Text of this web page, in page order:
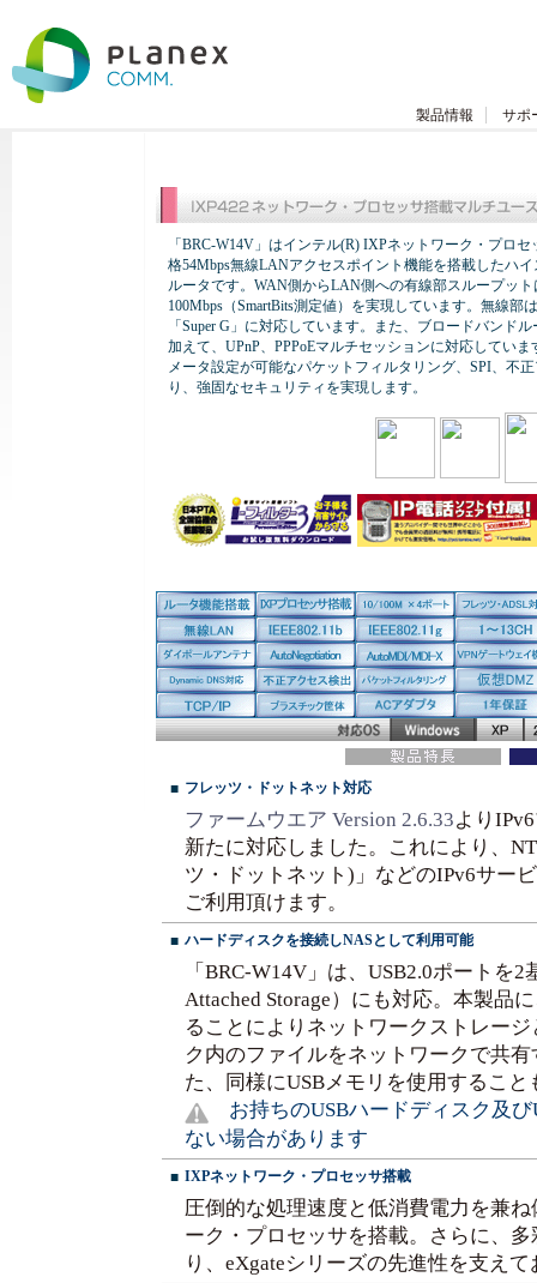
製品情報 サポ
「BRC-W14V」はインテル(R) IXPネットワーク・プロ
格54Mbps無線LANアクセスポイント機能を搭載したハ
ルータです。WAN側からLAN側への有線部スループット
100Mbps（SmartBits測定値）を実現しています。無線部
「Super G」に対応しています。また、ブロードバンド
加えて、UPnP、PPPoEマルチセッションに対応してい
メータ設定が可能なパケットフィルタリング、SPI、不
り、強固なセキュリティを実現します。
■ フレッツ・ドットネット対応
ファームウエア Version 2.6.33より
新たに対応しました。これにより、
ツ・ドットネット)」などのIPv6サー
ご利用頂けます。
■ ハードディスクを接続しNASとして利用可能
「BRC-W14V」は、USB2.0ポートを
Attached Storage）にも対応。本製品
ることによりネットワークストレー
ク内のファイルをネットワークで共
た、同様にUSBメモリを使用するこ
お持ちのUSBハードディスク及
ない場合があります
■ IXPネットワーク・プロセッサ搭載
圧倒的な処理速度と低消費電力を兼
ーク・プロセッサを搭載。さらに、
り、eXgateシリーズの先進性を支え